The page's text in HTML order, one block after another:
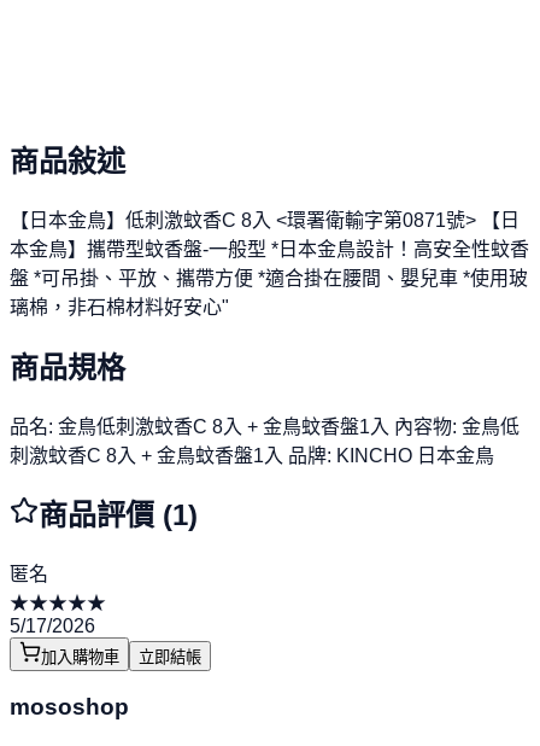
商品敍述
【日本金鳥】低刺激蚊香C 8入 <環署衛輸字第0871號> 【日
本金鳥】攜帶型蚊香盤-一般型 *日本金鳥設計！高安全性蚊香
盤 *可吊掛、平放、攜帶方便 *適合掛在腰間、嬰兒車 *使用玻
璃棉，非石棉材料好安心"
商品規格
品名: 金鳥低刺激蚊香C 8入 + 金鳥蚊香盤1入 內容物: 金鳥低
刺激蚊香C 8入 + 金鳥蚊香盤1入 品牌: KINCHO 日本金鳥
商品評價 (1)
匿名
★★★★★
5/17/2026
加入購物車 立即結帳
mososhop